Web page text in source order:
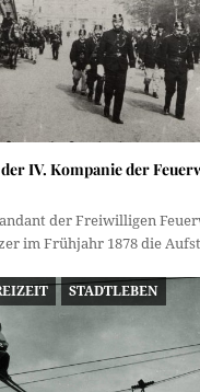
IV. Kompanie der
der Freiwilligen
im Frühjahr 1878 die
STADTLEBEN